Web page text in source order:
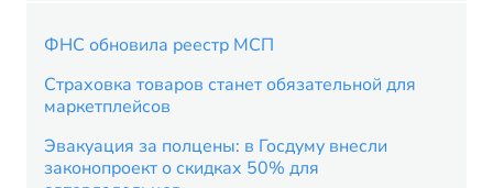
ФНС обновила реестр МСП
Страховка товаров станет обязательной для
маркетплейсов
Эвакуация за полцены: в Госдуму внесли
законопроект о скидках 50% для